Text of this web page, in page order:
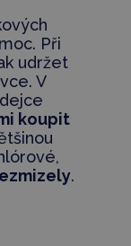
Při
udržet
V
koupit
.